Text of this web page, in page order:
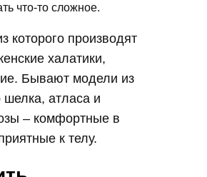
что-то сложное.
которого производят
халатики,
Бывают модели из
шелка, атласа и
– комфортные в
к телу.